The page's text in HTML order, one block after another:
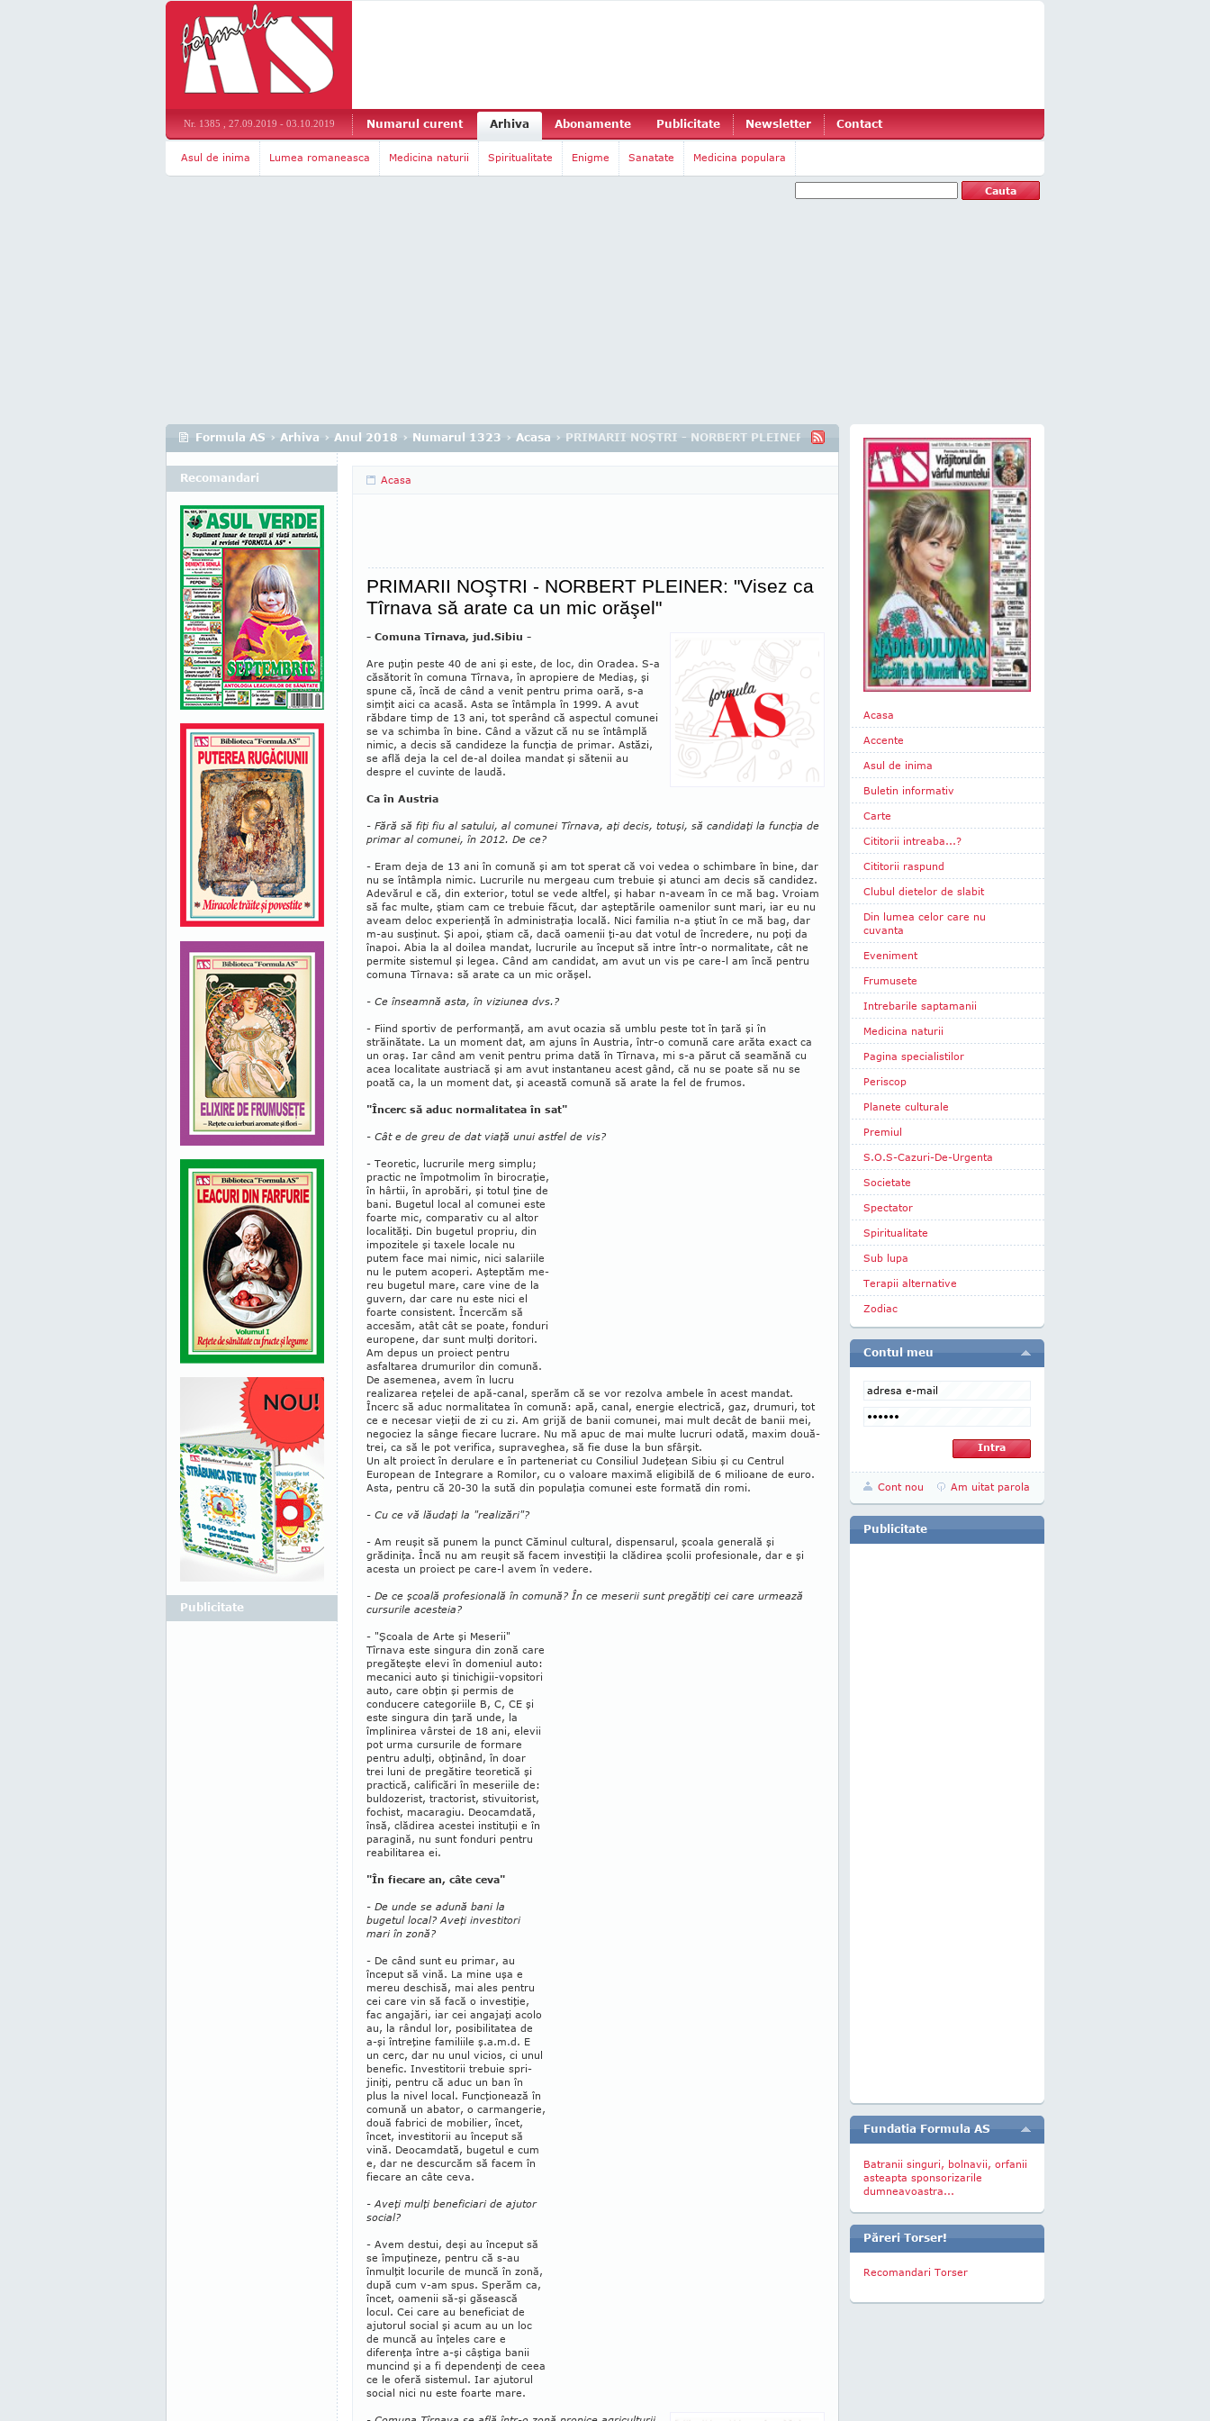
Nr. 1385 , 27.09.2019 - 03.10.2019 Numarul curent Arhiva Abonamente Publicitate Newsletter Contact
Asul de inima Lumea romaneasca Medicina naturii Spiritualitate Enigme Sanatate Medicina populara
Formula AS › Arhiva › Anul 2018 › Numarul 1323 › Acasa › PRIMARII NOŞTRI - NORBERT PLEINER: "Visez ca Tîrnava să arate ca un mic orăşel"
Acasa
PRIMARII NOŞTRI - NORBERT PLEINER: "Visez ca
Tîrnava să arate ca un mic orăşel"
- Comuna Tîrnava, jud.Sibiu -
Are puţin peste 40 de ani şi este, de loc, din Oradea. S-a
căsătorit în comuna Tîr­nava, în apropiere de Mediaş, şi
spu­ne că, încă de când a venit pentru prima oară, s-a
sim­ţit aici ca acasă. Asta se întâmpla în 1999. A avut
răbdare timp de 13 ani, tot sperând că aspec­tul co­munei
se va schimba în bine. Când a văzut că nu se întâmplă
nimic, a decis să candideze la funcţia de primar. Astăzi,
se află deja la cel de-al doilea man­dat şi sătenii au
despre el cuvinte de laudă.
Ca în Austria
- Fără să fiţi fiu al satului, al comunei Tîr­nava, aţi decis, totuşi, să candidaţi la funcţia de
primar al comunei, în 2012. De ce?
- Eram deja de 13 ani în comună şi am tot sperat că voi vedea o schimbare în bine, dar
nu se întâmpla nimic. Lucrurile nu mergeau cum trebuie şi atunci am decis să candidez.
Adevărul e că, din exterior, totul se vede altfel, şi habar n-aveam în ce mă bag. Vroiam
să fac multe, ştiam cam ce trebuie făcut, dar aşteptările oamenilor sunt mari, iar eu nu
aveam de­loc experienţă în administraţia locală. Nici familia n-a ştiut în ce mă bag, dar
m-au susţinut. Şi apoi, ştiam că, dacă oamenii ţi-au dat votul de încredere, nu poţi da
înapoi. Abia la al doilea mandat, lucrurile au început să intre într-o normalitate, cât ne
permite sistemul şi legea. Când am candidat, am avut un vis pe care-l am încă pentru
comuna Tîrnava: să arate ca un mic orăşel.
- Ce înseamnă asta, în viziunea dvs.?
- Fiind sportiv de performanţă, am avut ocazia să umblu peste tot în ţară şi în
străinătate. La un mo­ment dat, am ajuns în Austria, într-o comună care ară­ta exact ca
un oraş. Iar când am venit pentru pri­ma dată în Tîrnava, mi s-a părut că seamănă cu
acea localitate austriacă şi am avut instantaneu acest gând, că nu se poate să nu se
poată ca, la un mo­ment dat, şi această comună să arate la fel de fru­mos.
"Încerc să aduc normalitatea în sat"
- Cât e de greu de dat viaţă unui astfel de vis?
- Teoretic, lucrurile merg simplu;
practic ne împotmolim în birocraţie,
în hârtii, în aprobări, şi totul ţine de
bani. Bugetul local al comunei este
foarte mic, comparativ cu al altor
localităţi. Din bugetul propriu, din
impozitele şi taxele locale nu
putem face mai nimic, nici salariile
nu le putem acoperi. Aşteptăm me­
reu bugetul mare, care vine de la
guvern, dar care nu este nici el
foar­te consistent. Încercăm să
accesăm, atât cât se poate, fonduri
europene, dar sunt mulţi doritori.
Am depus un proiect pen­tru
asfaltarea dru­mu­rilor din comună.
De asemenea, avem în lu­cru
realizarea reţelei de apă-canal, sperăm că se vor rezolva ambele în acest mandat.
Încerc să aduc nor­malitatea în comună: apă, canal, energie elec­trică, gaz, drumuri, tot
ce e necesar vieţii de zi cu zi. Am grijă de banii comunei, mai mult decât de banii mei,
negociez la sânge fiecare lucrare. Nu mă apuc de mai multe lucruri odată, maxim două-
trei, ca să le pot verifica, supraveghea, să fie duse la bun sfârşit.
Un alt proiect în derulare e în parteneriat cu Consiliul Judeţean Sibiu şi cu Centrul
European de Integrare a Romilor, cu o valoare maximă eligibilă de 6 milioane de euro.
Asta, pentru că 20-30 la sută din populaţia comunei este formată din romi.
- Cu ce vă lăudaţi la "realizări"?
- Am reuşit să punem la punct Căminul cultural, dispensarul, şcoala generală şi
grădiniţa. Încă nu am reuşit să facem investiţii la clădirea şcolii profe­sio­nale, dar e şi
acesta un proiect pe care-l avem în vedere.
- De ce şcoală profesională în comună? În ce meserii sunt pregătiţi cei care urmează
cursurile acesteia?
- "Şcoala de Arte şi Meserii"
Tîrnava este singura din zonă care
pregăteşte elevi în domeniul auto:
mecanici auto şi tinichigii-vopsitori
auto, care obţin şi permis de
conducere categoriile B, C, CE şi
este singura din ţară unde, la
împlinirea vârstei de 18 ani, elevii
pot urma cursurile de formare
pen­tru adulţi, obţinând, în doar
trei luni de pregătire teo­retică şi
practică, calificări în meseriile de:
bul­do­zerist, tractorist, stivuitorist,
fochist, macaragiu. Deocamdată,
însă, clădirea acestei instituţii e în
paragină, nu sunt fonduri pentru
reabilitarea ei.
"În fiecare an, câte ceva"
- De unde se adună bani la
bugetul local? Aveţi investitori
mari în zonă?
- De când sunt eu primar, au
început să vină. La mine uşa e
mereu deschisă, mai ales pentru
cei care vin să facă o investiţie,
fac angajări, iar cei angajaţi acolo
au, la rândul lor, posibilitatea de
a-şi întreţine familiile ş.a.m.d. E
un cerc, dar nu unul vi­cios, ci unul
benefic. In­ves­titorii trebuie spri­
jiniţi, pentru că aduc un ban în
plus la nivel lo­cal. Funcţionează în
co­mună un abator, o car­man­ge­rie,
două fabrici de mo­bilier, încet,
încet, in­ves­titorii au început să
vină. Deocamdată, bugetul e cum
e, dar ne descurcăm să facem în
fiecare an câte ceva.
- Aveţi mulţi beneficiari de ajutor
social?
- Avem destui, deşi au început să
se împuţineze, pentru că s-au
înmulţit locurile de muncă în zonă,
după cum v-am spus. Sperăm ca,
încet, oamenii să-şi găsească
locul. Cei care au beneficiat de
ajutorul social şi acum au un loc
de muncă au înţeles care e
diferenţa între a-şi câştiga banii
muncind şi a fi dependenţi de ceea
ce le oferă sistemul. Iar ajutorul
social nici nu este foarte mare.
Recomandari
Publicitate
Acasa
Accente
Asul de inima
Buletin informativ
Carte
Cititorii intreaba...?
Cititorii raspund
Clubul dietelor de slabit
Din lumea celor care nu
cuvanta
Eveniment
Frumusete
Intrebarile saptamanii
Medicina naturii
Pagina specialistilor
Periscop
Planete culturale
Premiul
S.O.S-Cazuri-De-Urgenta
Societate
Spectator
Spiritualitate
Sub lupa
Terapii alternative
Zodiac
Contul meu
Cont nou Am uitat parola
Publicitate
Fundatia Formula AS
Batranii singuri, bolnavii, orfanii
asteapta sponsorizarile
dumneavoastra...
Păreri Torser!
Recomandari Torser